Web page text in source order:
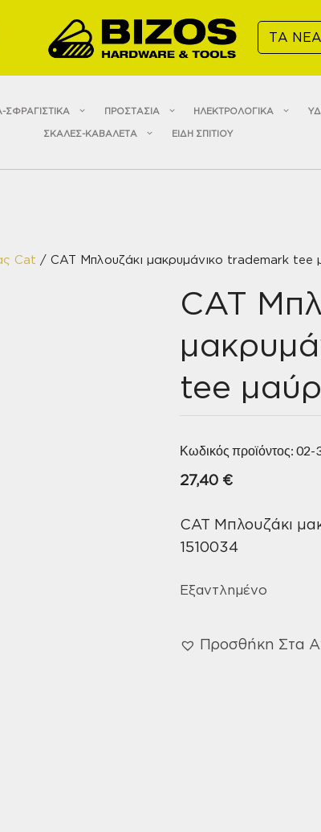
ΤΑ
ΠΡΟΣΤΑΣΙΑ ΗΛΕΚΤΡΟΛΟΓΙΚΑ
ΣΚΑΛΕΣ-ΚΑΒΑΛΕΤΑ ΕΙΔΗ ΣΠΙΤΙΟΥ
Cat / CAT Μπλουζάκι μακρυμάνικο trademark tee
CAT
tee
Κωδικός προϊόντος: 02-
27,40 €
CAT Μπλουζάκι
1510034
Εξαντλημένο
Προσθήκη Στα